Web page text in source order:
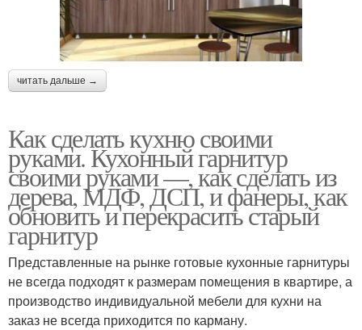
читать дальше →
Как сделать кухню своими
руками. Кухонный гарнитур
своими руками —, как сделать из
дерева, МДФ, ДСП, и фанеры, как
обновить и перекрасить старый
гарнитур
Представленные на рынке готовые кухонные гарнитуры
не всегда подходят к размерам помещения в квартире, а
производство индивидуальной мебели для кухни на
заказ не всегда приходится по карману.